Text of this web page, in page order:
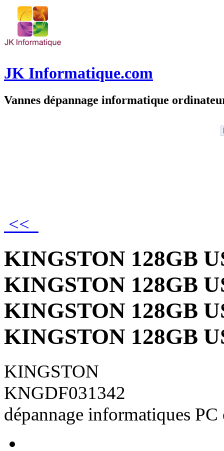
JK Informatique.com
Vannes dépannage informatique
<<
KINGSTON 128GB
KINGSTON 128GB
KINGSTON 128GB
KINGSTON 128GB
KINGSTON
KNGDF031342
dépannage informatiques